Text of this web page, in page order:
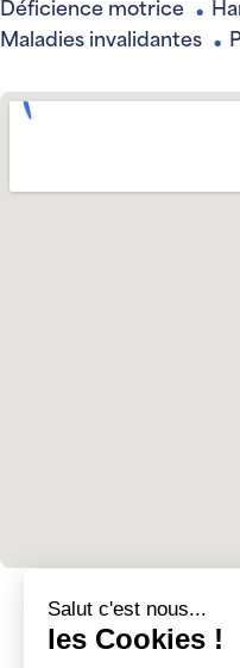
Déficience motrice ●
Maladies invalidantes ●